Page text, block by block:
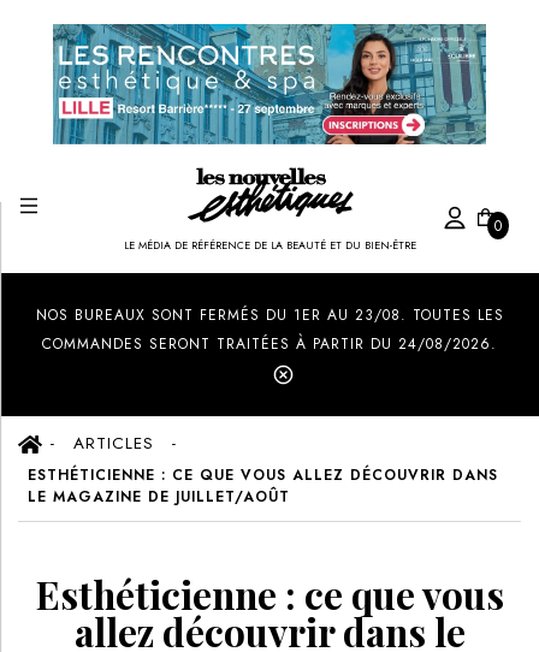
LE MÉDIA DE RÉFÉRENCE DE LA BEAUTÉ ET DU BIEN-ÊTRE
0
NOS BUREAUX SONT FERMÉS DU 1ER AU 23/08. TOUTES LES
COMMANDES SERONT TRAITÉES À PARTIR DU 24/08/2026.
ARTICLES
ESTHÉTICIENNE : CE QUE VOUS ALLEZ DÉCOUVRIR DANS
LE MAGAZINE DE JUILLET/AOÛT
Esthéticienne : ce que vous
allez découvrir dans le